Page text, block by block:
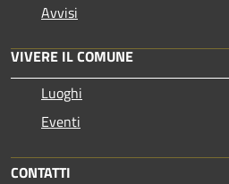
Avvisi
VIVERE IL COMUNE
Luoghi
Eventi
CONTATTI